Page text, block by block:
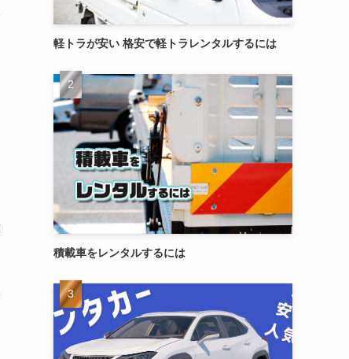
軽トラが安い 格安で軽トラレンタルするには
積載車をレンタルするには